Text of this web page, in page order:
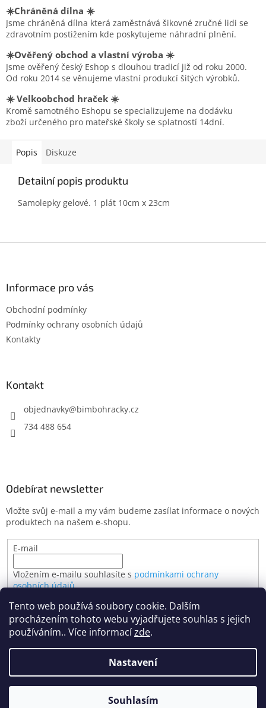
Tento web používá soubory cookie. Dalším
procházením tohoto webu vyjadřujete souhlas s jejich
používáním.. Více informacízde.
Nastavení
Souhlasím
☀️Chráněná dílna ☀️
Jsme chráněná dílna která zaměstnává šikovné zručné lidi se
zdravotním postižením kde poskytujeme náhradní plnění.
☀️Ověřený obchod a vlastní výroba ☀️
Jsme ověřený český Eshop s dlouhou tradicí již od roku 2000.
Od roku 2014 se věnujeme vlastní produkcí šitých výrobků.
☀️ Velkoobchod hraček ☀️
Kromě samotného Eshopu se specializujeme na dodávku
zboží určeného pro mateřské školy se splatností 14dní.
Popis Diskuze
Detailní popis produktu
Samolepky gelové. 1 plát 10cm x 23cm
Informace pro vás
Obchodní podmínky
Podmínky ochrany osobních údajů
Kontakty
Kontakt
objednavky@bimbohracky.cz
734 488 654
Odebírat newsletter
Vložte svůj e-mail a my vám budeme zasílat informace o nových
produktech na našem e-shopu.
E-mail
Vložením e-mailu souhlasíte s podmínkami ochrany
osobních údajů
PŘIHLÁSIT SE
Vytvořil Shoptet
BimBo hračky. Všechna práva vyhrazena.